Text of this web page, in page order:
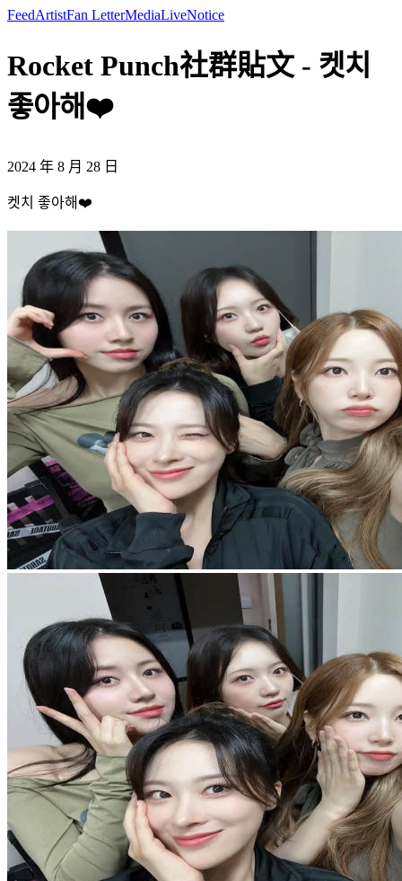
FeedArtistFan LetterMediaLiveNotice
Rocket Punch社群貼文 - 켓치
좋아해❤️
2024 年 8 月 28 日
켓치 좋아해❤️